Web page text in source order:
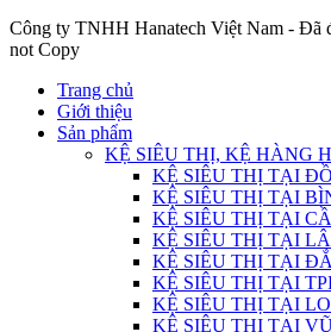
Công ty TNHH Hanatech Việt Nam - Đã
not Copy
Trang chủ
Giới thiệu
Sản phẩm
KỆ SIÊU THỊ, KỆ HÀNG
KỆ SIÊU THỊ TẠI
KỆ SIÊU THỊ TẠI
KỆ SIÊU THỊ TẠI
KỆ SIÊU THỊ TẠI
KỆ SIÊU THỊ TẠI
KỆ SIÊU THỊ TẠI
KỆ SIÊU THỊ TẠI
KỆ SIÊU THỊ TẠI